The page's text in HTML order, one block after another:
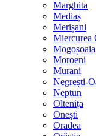
Marghita
Mediaș
Merișani
Miercurea
Mogoșoaia
Moroeni
Murani
Negrești-
Neptun
Oltenița
Onești
Oradea